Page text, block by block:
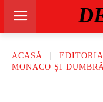
ACASĂ
MONACO ȘI